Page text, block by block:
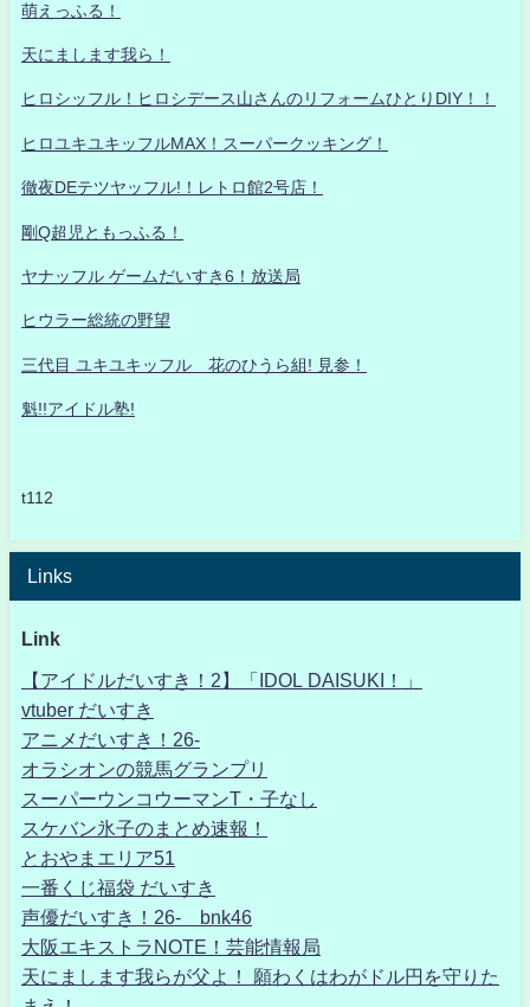
萌えっふる！
天にまします我ら！
ヒロシッフル！ヒロシデース山さんのリフォームひとりDIY！！
ヒロユキユキッフルMAX！スーパークッキング！
徹夜DEテツヤッフル!！レトロ館2号店！
剛Q超児ともっふる！
ヤナッフル ゲームだいすき6！放送局
ヒウラー総統の野望
三代目 ユキユキッフル 花のひうら組! 見参！
魁!!アイドル塾!
t112
Links
Link
【アイドルだいすき！2】「IDOL DAISUKI！」
vtuber だいすき
アニメだいすき！26-
オラシオンの競馬グランプリ
スーパーウンコウーマンT・子なし
スケバン氷子のまとめ速報！
とおやまエリア51
一番くじ福袋 だいすき
声優だいすき！26- bnk46
大阪エキストラNOTE！芸能情報局
天にまします我らが父よ！ 願わくはわがドル円を守りた